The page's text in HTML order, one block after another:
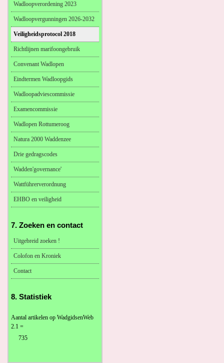
Wadloopverordening 2023
Wadloopvergunningen 2026-2032
Veiligheidsprotocol 2018
Richtlijnen marifoongebruik
Convenant Wadlopen
Eindtermen Wadloopgids
Wadloopadviescommissie
Examencommissie
Wadlopen Rottumeroog
Natura 2000 Waddenzee
Drie gedragscodes
Wadden'governance'
Wattführerverordnung
EHBO en veiligheid
7. Zoeken en contact
Uitgebreid zoeken !
Colofon en Kroniek
Contact
8. Statistiek
Aantal artikelen op WadgidsenWeb
2.1 =
735